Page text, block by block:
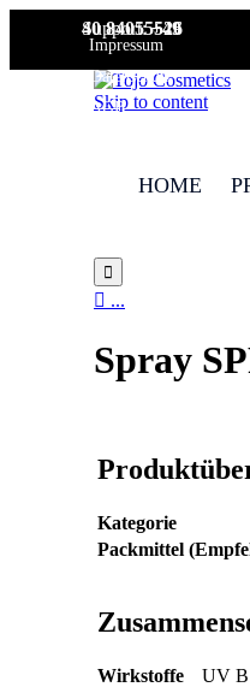
Support:
+49 40 84055526
Impressum
Datenschutz
AGB
Skip to content
HOME

 ...
Spray
Kategorie
Packmittel
Wirkstoffe
UV B